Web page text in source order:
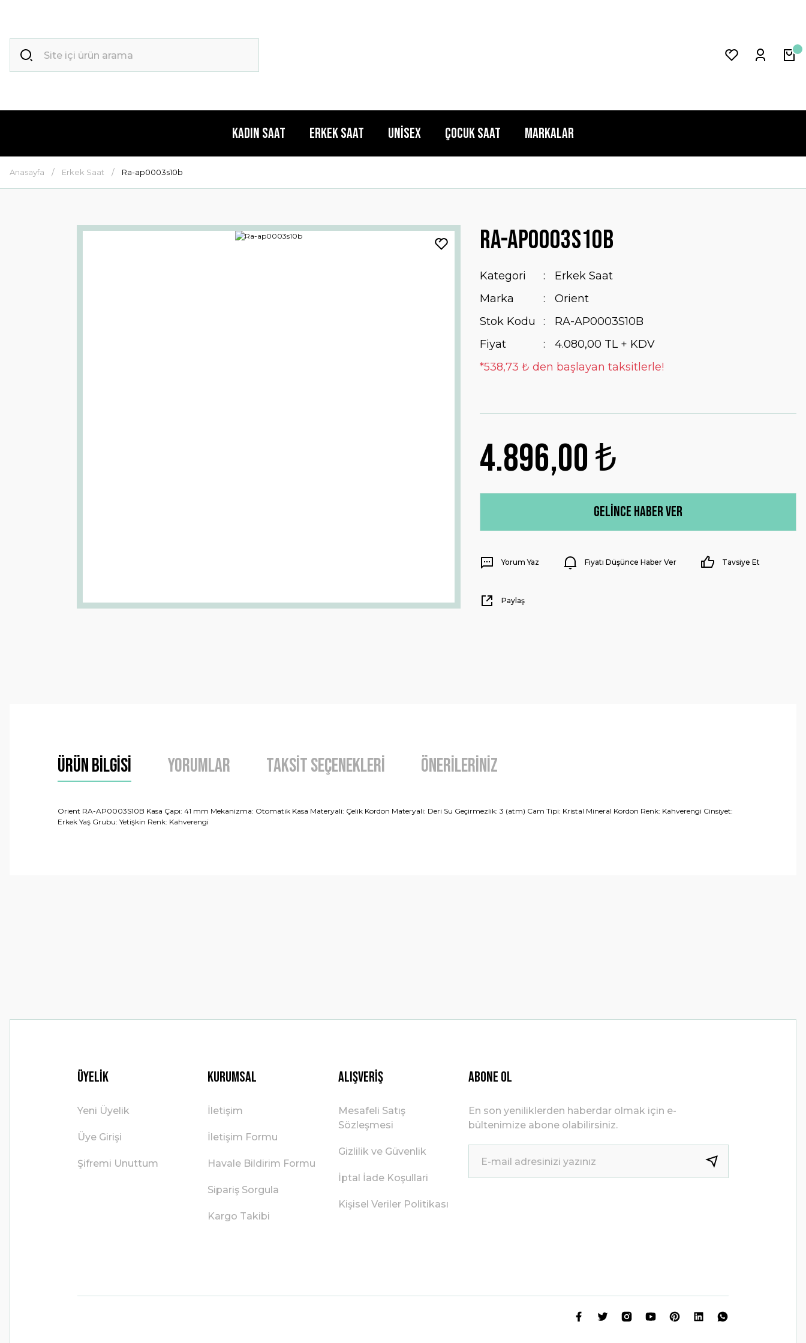
Kadın Saat Erkek Saat Unisex Çocuk Saat Markalar
Anasayfa Erkek Saat Ra-ap0003s10b
Ra-ap0003s10b
Kategori
Erkek Saat
Marka
Orient
Stok Kodu
RA-AP0003S10B
Fiyat
4.080,00 TL + KDV
*538,73 ₺ den başlayan taksitlerle!
4.896,00 ₺
Gelince Haber Ver
Yorum Yaz Fiyatı Düşünce Haber Ver Tavsiye Et
Paylaş
Ürün Bilgisi Yorumlar Taksit Seçenekleri Önerileriniz
Orient RA-AP0003S10B Kasa Çapı: 41 mm Mekanizma: Otomatik Kasa Materyali: Çelik Kordon Materyali: Deri Su Geçirmezlik: 3 (atm) Cam Tipi: Kristal Mineral Kordon Renk: Kahverengi Cinsiyet:
Erkek Yaş Grubu: Yetişkin Renk: Kahverengi
Üyelik
Yeni Üyelik
Üye Girişi
Şifremi Unuttum
Kurumsal
İletişim
İletişim Formu
Havale Bildirim Formu
Sipariş Sorgula
Kargo Takibi
Alışveriş
Mesafeli Satış
Sözleşmesi
Gizlilik ve Güvenlik
İptal İade Koşullari
Kişisel Veriler Politikası
ABONE OL
En son yeniliklerden haberdar olmak için e-
bültenimize abone olabilirsiniz.